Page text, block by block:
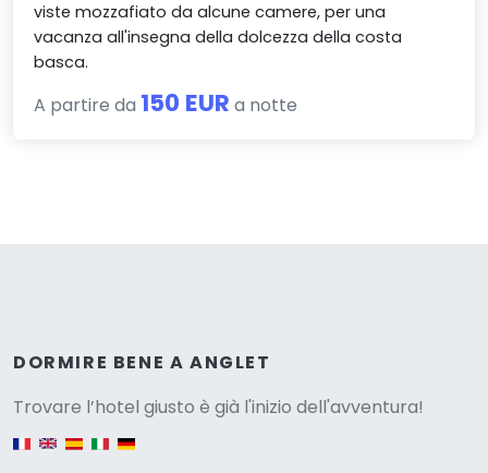
viste mozzafiato da alcune camere, per una
vacanza all'insegna della dolcezza della costa
basca.
A partire da 150 EUR a notte
DORMIRE BENE A ANGLET
Trovare l’hotel giusto è già l'inizio dell'avventura!